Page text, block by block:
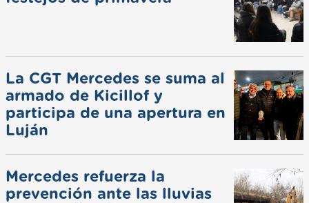
La CGT Mercedes se suma al
armado de Kicillof y
participa de una apertura en
Luján
Mercedes refuerza la
prevención ante las lluvias